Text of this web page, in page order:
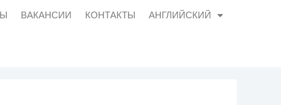
ВАКАНСИИ КОНТАКТЫ
АНГЛИЙСКИЙ